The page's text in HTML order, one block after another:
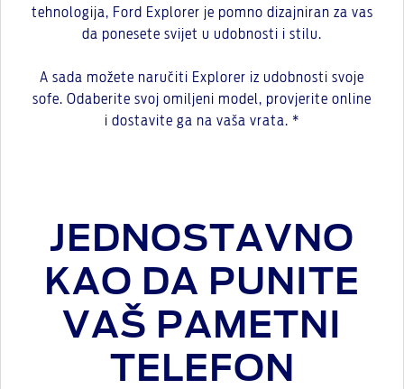
tehnologija, Ford Explorer je pomno dizajniran za vas
da ponesete svijet u udobnosti i stilu.
A sada možete naručiti Explorer iz udobnosti svoje
sofe. Odaberite svoj omiljeni model, provjerite online
i dostavite ga na vaša vrata. *
JEDNOSTAVNO
KAO DA PUNITE
VAŠ PAMETNI
TELEFON